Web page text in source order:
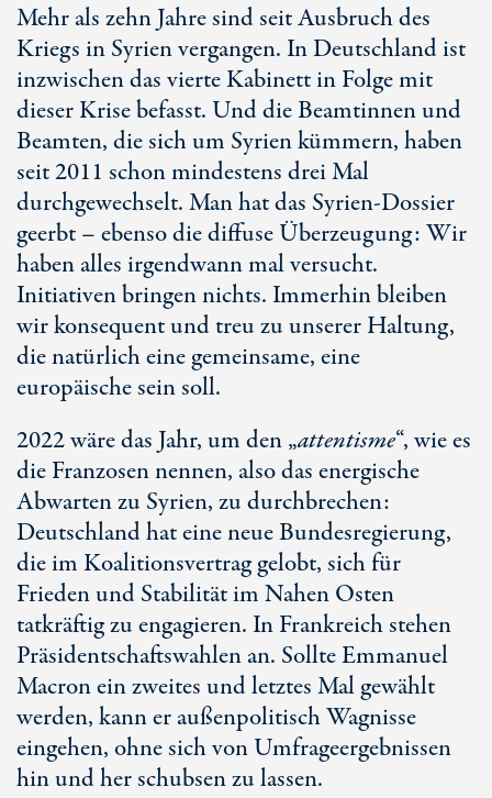
Mehr als zehn Jahre sind seit Ausbruch des
Kriegs in Syrien vergangen. In Deutschland ist
inzwischen das vierte Kabinett in Folge mit
dieser Krise befasst. Und die Beamtinnen und
Beamten, die sich um Syrien kümmern, haben
seit 2011 schon mindestens drei Mal
durchgewechselt. Man hat das Syrien-Dossier
geerbt – ebenso die diffuse Überzeugung: Wir
haben alles irgendwann mal versucht.
Initiativen bringen nichts. Immerhin bleiben
wir konsequent und treu zu unserer Haltung,
die natürlich eine gemeinsame, eine
europäische sein soll.
2022 wäre das Jahr, um den „attentisme“, wie es
die Franzosen nennen, also das energische
Abwarten zu Syrien, zu durchbrechen:
Deutschland hat eine neue Bundesregierung,
die im Koalitionsvertrag gelobt, sich für
Frieden und Stabilität im Nahen Osten
tatkräftig zu engagieren. In Frankreich stehen
Präsidentschaftswahlen an. Sollte Emmanuel
Macron ein zweites und letztes Mal gewählt
werden, kann er außenpolitisch Wagnisse
eingehen, ohne sich von Umfrageergebnissen
hin und her schubsen zu lassen.